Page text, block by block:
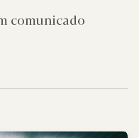
comunicado